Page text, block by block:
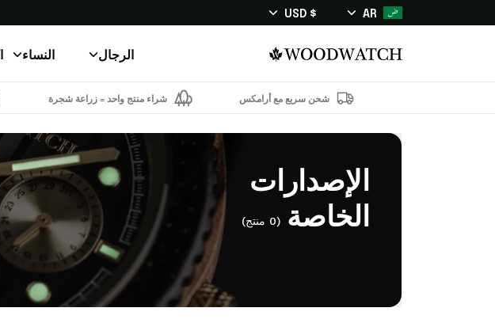
AR
$ USD
الرجال النساء
شحن سريع مع أرامكس شراء منتج واحد = زراعة شجرة
الإصدارات
الخاصة
(0 منتج)